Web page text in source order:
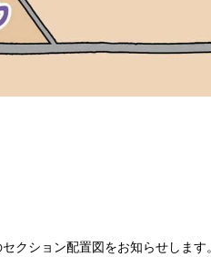
クション配置図をお知らせします